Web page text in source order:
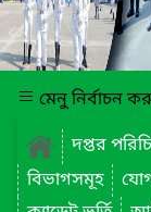
মেনু নির্বাচন
দপ্তর
বিভাগসমূহ